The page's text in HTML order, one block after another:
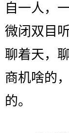
自一人，
微闭双目
聊着天，
商机啥的
的。